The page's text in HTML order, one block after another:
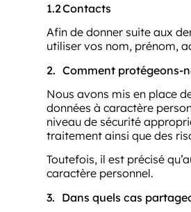
1.2Contacts
Afin de donner suite aux
utiliser vos nom, prénom,
2. Comment protégeons-
Nous avons mis en place
données à caractère
niveau de sécurité
traitement ainsi que des
Toutefois, il est précisé
caractère personnel.
3. Dans quels cas